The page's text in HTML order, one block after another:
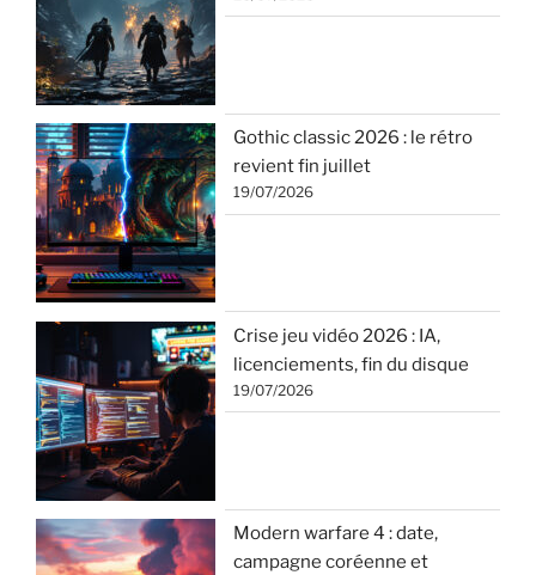
Gothic classic 2026 : le rétro
revient fin juillet
19/07/2026
Crise jeu vidéo 2026 : IA,
licenciements, fin du disque
19/07/2026
Modern warfare 4 : date,
campagne coréenne et